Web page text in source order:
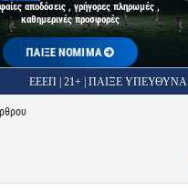
αποδόσεις , γρήγορες πληρωμές ,
καθημερινές προσφορές
ΠΑΙΞΕ ΝΟΜΙΜΑ
ΕΕΕΠ | 21+ | ΠΑΙΞΕ ΥΠΕΥΘΥΝΑ